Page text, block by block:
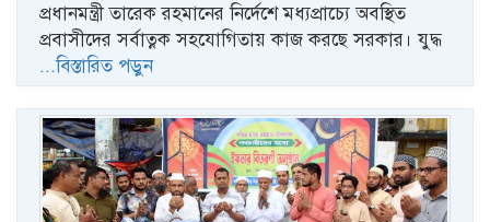
প্রধানমন্ত্রী তারেক রহমানের নির্দেশে মধ্যপ্রাচ্যে অবস্থিত
প্রবাসীদের সর্বাত্নক সহযোগিতায় কাজ করছে সরকার। যুদ্ধ
...বিস্তারিত পড়ুন